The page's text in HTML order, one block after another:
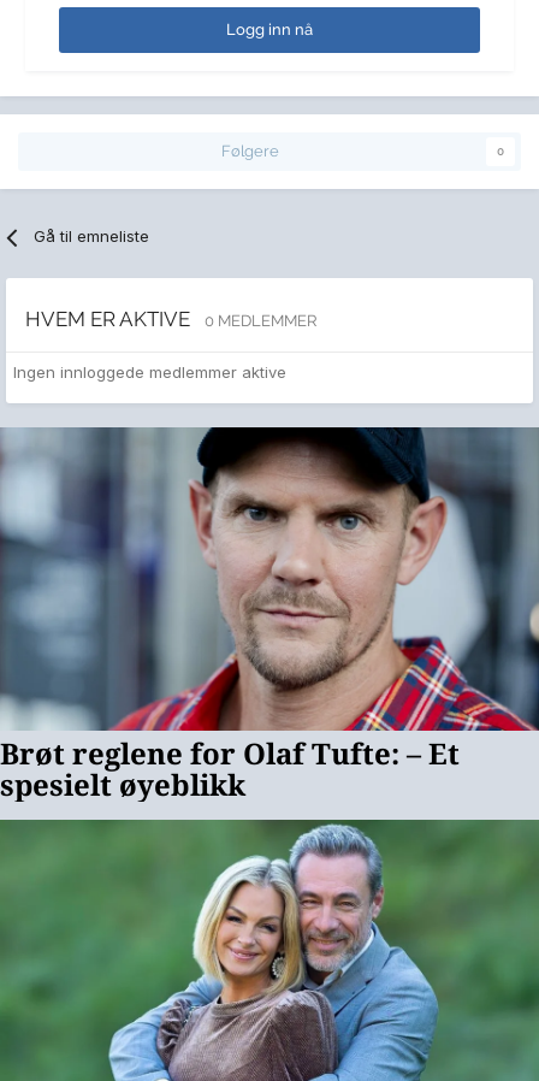
Logg inn nå
Følgere 0
Gå til emneliste
HVEM ER AKTIVE 0 MEDLEMMER
Ingen innloggede medlemmer aktive